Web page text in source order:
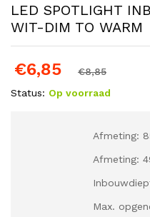
LED SPOTLIGHT
WIT-DIM TO WARM
€6,85 €8,85
Status: Op voorraad
Afmeting:
Afmeting:
Max.